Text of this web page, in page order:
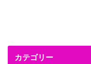
カテゴリー